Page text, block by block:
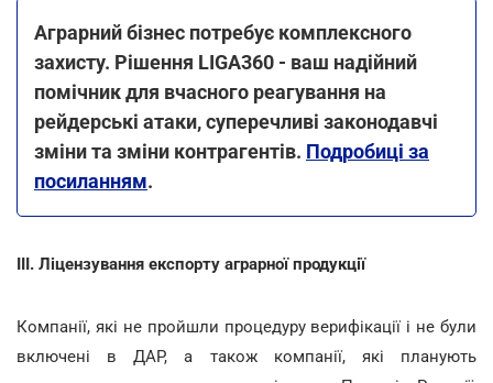
Аграрний бізнес потребує комплексного
захисту. Рішення LIGA360 - ваш надійний
помічник для вчасного реагування на
рейдерські атаки, суперечливі законодавчі
зміни та зміни контрагентів. Подробиці за
посиланням.
III. Ліцензування експорту аграрної продукції
Компанії, які не пройшли процедуру верифікації і не були
включені в ДАР, а також компанії, які планують